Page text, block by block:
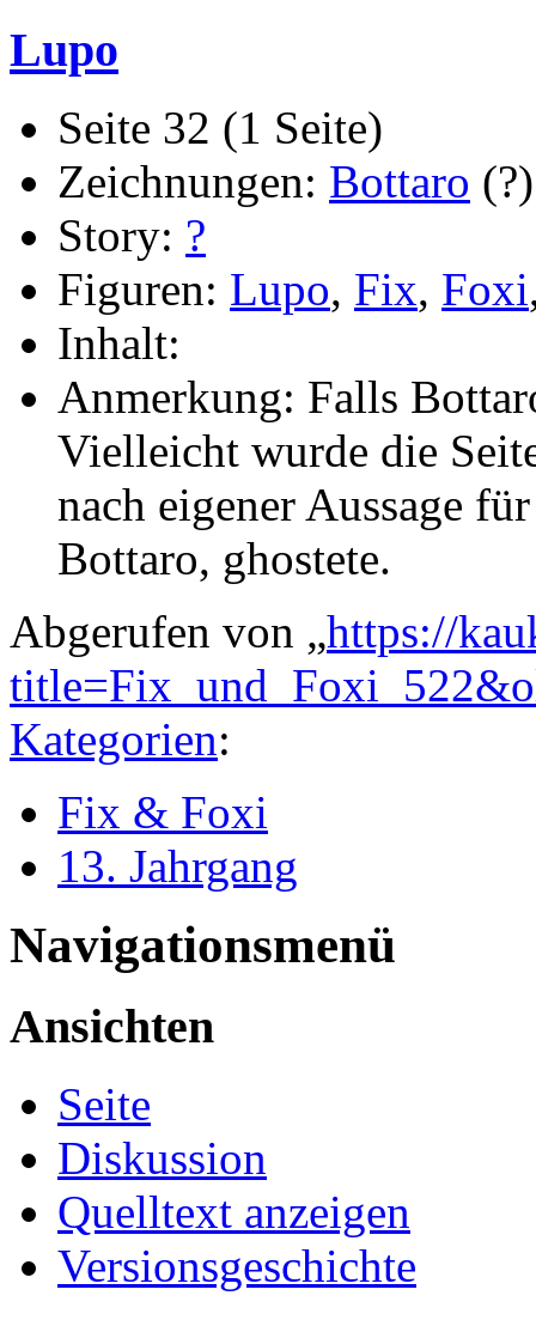
Lupo
Seite 32 (1 Seite)
Zeichnungen: Bottaro (?)
Story: ?
Figuren: Lupo, Fix, Foxi
Inhalt:
Anmerkung: Falls
Vielleicht wurde die
nach eigener Aussage
Bottaro, ghostete.
Abgerufen von „https://
Kategorien:
Fix & Foxi
13. Jahrgang
Navigationsmenü
Ansichten
Seite
Diskussion
Quelltext anzeigen
Versionsgeschichte